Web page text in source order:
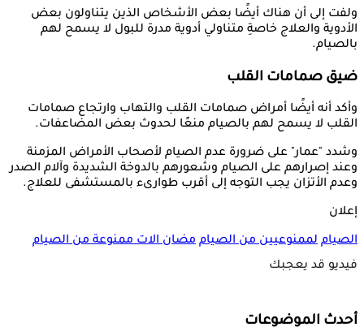
ولفت إلى أن هناك أيضًا بعض الأشخاص الذين يتناولون بعض
الأدوية والعلاج خاصةِ متناولي أدوية مدرة للبول لا يسمح لهم
بالصيام.
ضيق صمامات القلب
وأكد أنه أيضًا أمراض صمامات القلب والتهاب وارتجاع صمامات
القلب لا يسمح لهم بالصيام منعًا لحدوث بعض المضاعفات.
وشدد "عمار" على ضرورة عدم الصيام لأصحاب الأمراض المزمنة
وعند إصرارهم على الصيام وشعورهم بالدوخة الشديدة وآلام الصدر
وعدم الأتزان يجب التوجه إلى أقرب طوارىء بالمستشفى للعلاج.
إعلان
الصيام لممنوعيين من الصيام مضانالات ممنوعة من الصيام
فيديو قد يعجبك
أحدث الموضوعات